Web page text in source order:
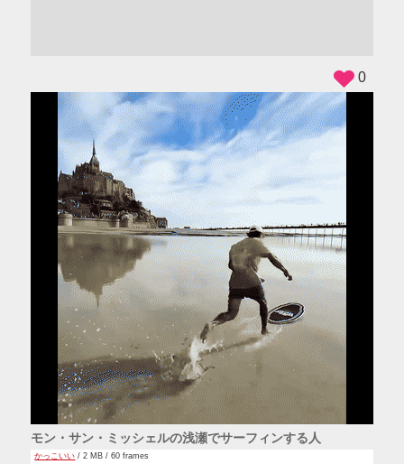
モン・サン・ミッシェルの浅瀬でサーフィンする人
かっこいい / 2 MB / 60 frames
0